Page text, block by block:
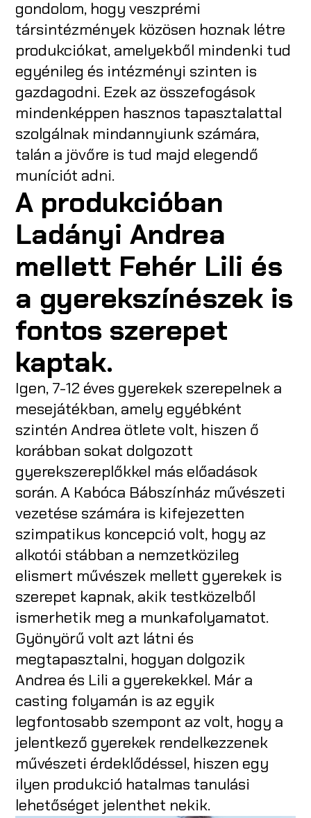
gondolom, hogy veszprémi
társintézmények közösen hoznak létre
produkciókat, amelyekből mindenki tud
egyénileg és intézményi szinten is
gazdagodni. Ezek az összefogások
mindenképpen hasznos tapasztalattal
szolgálnak mindannyiunk számára,
talán a jövőre is tud majd elegendő
muníciót adni.
A produkcióban
Ladányi Andrea
mellett Fehér Lili és
a gyerekszínészek is
fontos szerepet
kaptak.
Igen, 7-12 éves gyerekek szerepelnek a
mesejátékban, amely egyébként
szintén Andrea ötlete volt, hiszen ő
korábban sokat dolgozott
gyerekszereplőkkel más előadások
során. A Kabóca Bábszínház művészeti
vezetése számára is kifejezetten
szimpatikus koncepció volt, hogy az
alkotói stábban a nemzetközileg
elismert művészek mellett gyerekek is
szerepet kapnak, akik testközelből
ismerhetik meg a munkafolyamatot.
Gyönyörű volt azt látni és
megtapasztalni, hogyan dolgozik
Andrea és Lili a gyerekekkel. Már a
casting folyamán is az egyik
legfontosabb szempont az volt, hogy a
jelentkező gyerekek rendelkezzenek
művészeti érdeklődéssel, hiszen egy
ilyen produkció hatalmas tanulási
lehetőséget jelenthet nekik.